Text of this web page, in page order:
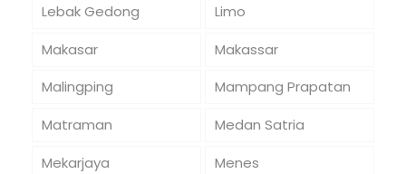
Lebak Gedong
Limo
Makasar
Makassar
Malingping
Mampang Prapatan
Matraman
Medan Satria
Mekarjaya
Menes